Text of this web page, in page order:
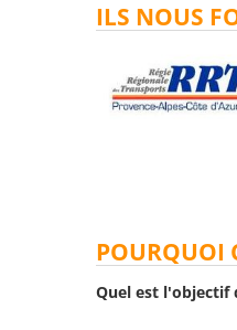
ILS NOUS
POURQUOI
Quel est l'objectif